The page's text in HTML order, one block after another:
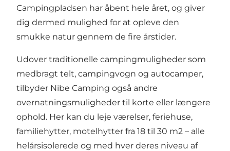
Campingpladsen har åbent hele året, og giver
dig dermed mulighed for at opleve den
smukke natur gennem de fire årstider.
Udover traditionelle campingmuligheder som
medbragt telt, campingvogn og autocamper,
tilbyder Nibe Camping også andre
overnatningsmuligheder til korte eller længere
ophold. Her kan du leje værelser, feriehuse,
familiehytter, motelhytter fra 18 til 30 m2 – alle
helårsisolerede og med hver deres niveau af